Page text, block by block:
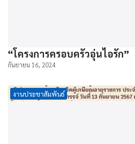
“โครงการครอบครัวอุ่นไอรัก”
กันยายน 16, 2024
งานประชาสัมพันธ์